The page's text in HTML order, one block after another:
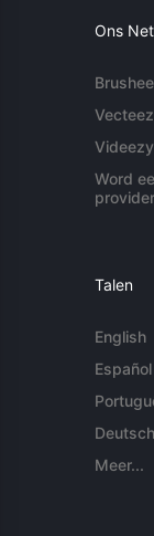
Ons
Videezy
Word
provider
Talen
English
Español
Deutsch
Meer...